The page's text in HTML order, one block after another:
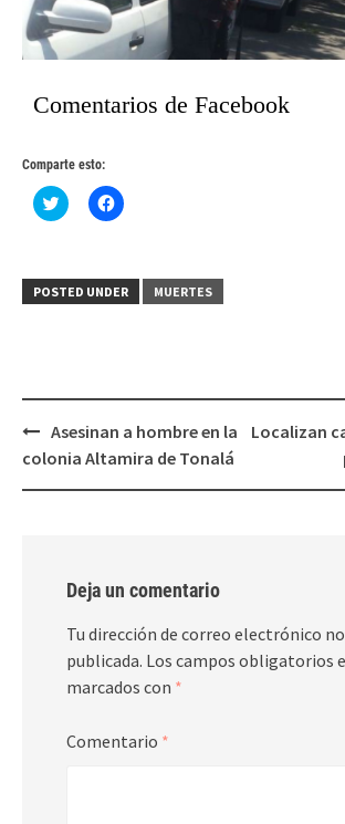
Comentarios de Facebook
Comparte esto:
Haz
clic
(Se
abre
Haz
clic
(Se
abre
POSTED UNDER MUERTES
Post
navigation
Asesinan a hombre en la
colonia Altamira de Tonalá
Localizan
Deja un comentario
Tu dirección de correo electrónico
publicada. Los campos obligatorios
marcados con *
Comentario *